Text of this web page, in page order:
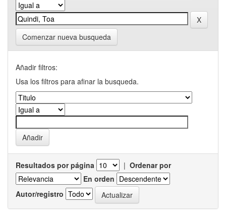
Comenzar nueva busqueda
Añadir filtros:
Usa los filtros para afinar la busqueda.
Resultados por página | Ordenar por
En orden
Autor/registro